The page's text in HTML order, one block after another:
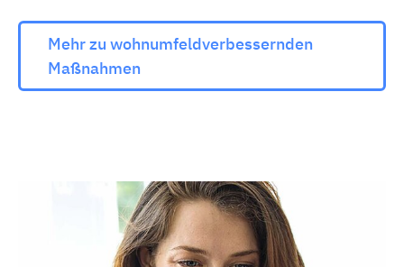
Mehr zu wohnumfeldverbessernden
Maßnahmen